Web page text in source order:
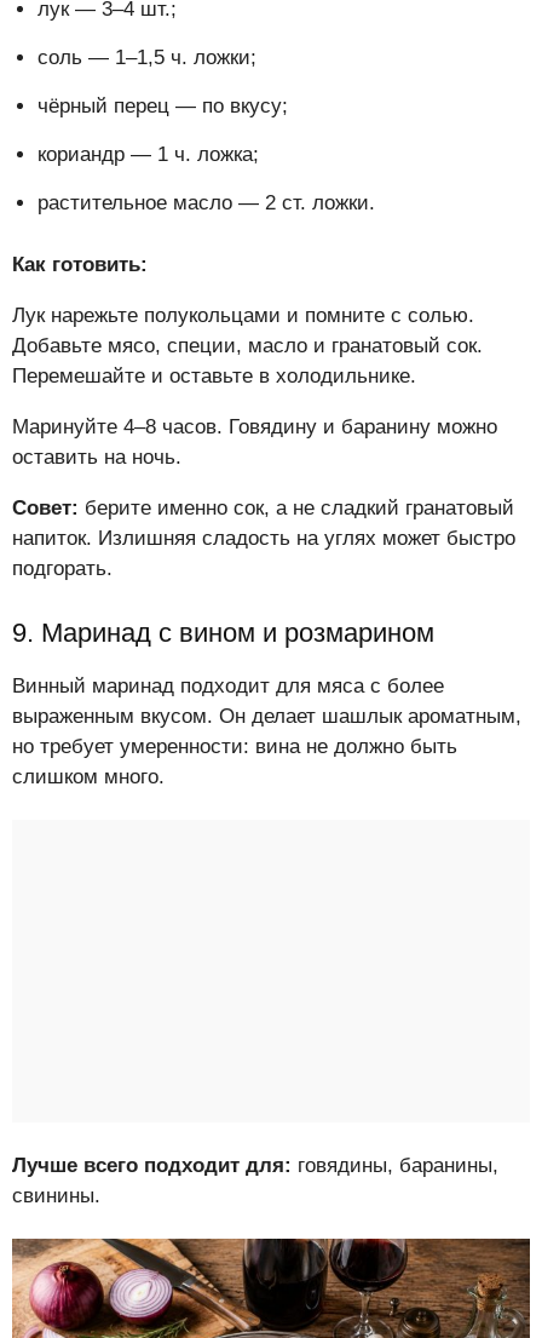
лук — 3–4 шт.;
соль — 1–1,5 ч. ложки;
чёрный перец — по вкусу;
кориандр — 1 ч. ложка;
растительное масло — 2 ст. ложки.
Как готовить:
Лук нарежьте полукольцами и помните с солью.
Добавьте мясо, специи, масло и гранатовый сок.
Перемешайте и оставьте в холодильнике.
Маринуйте 4–8 часов. Говядину и баранину можно
оставить на ночь.
Совет: берите именно сок, а не сладкий гранатовый
напиток. Излишняя сладость на углях может быстро
подгорать.
9. Маринад с вином и розмарином
Винный маринад подходит для мяса с более
выраженным вкусом. Он делает шашлык ароматным,
но требует умеренности: вина не должно быть
слишком много.
Лучше всего подходит для: говядины, баранины,
свинины.